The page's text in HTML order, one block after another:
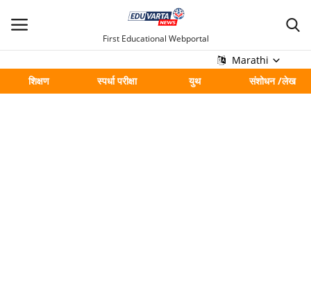
First Educational Webportal
Marathi
शिक्षण
स्पर्धा परीक्षा युथ संशोधन /लेख
मुख्य